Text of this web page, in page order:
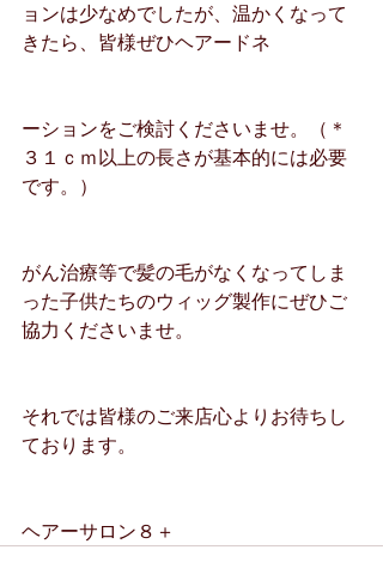
ョンは少なめでしたが、温かくなって
きたら、皆様ぜひヘアードネ
ーションをご検討くださいませ。（＊
３１ｃｍ以上の長さが基本的には必要
です。）
がん治療等で髪の毛がなくなってしま
った子供たちのウィッグ製作にぜひご
協力くださいませ。
それでは皆様のご来店心よりお待ちし
ております。
ヘアーサロン８＋